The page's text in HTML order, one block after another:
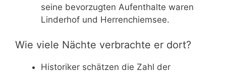
seine bevorzugten Aufenthalte waren
Linderhof und Herrenchiemsee.
Wie viele Nächte verbrachte er dort?
Historiker schätzen die Zahl der